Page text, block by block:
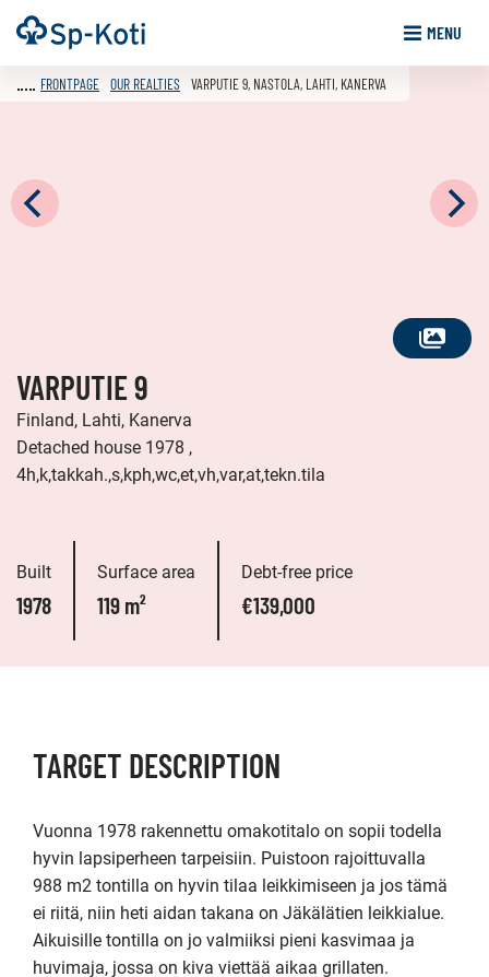
Go
to
Frontpage MENU
SEE
FRONTPAGE OUR REALTIES VARPUTIE 9, NASTOLA, LAHTI, KANERVA
VARPUTIE 9
Finland, Lahti, Kanerva
Detached house 1978 ,
4h,k,takkah.,s,kph,wc,et,vh,var,at,tekn.tila
Built
1978
Surface area
119 m²
Debt-free price
€139,000
TARGET DESCRIPTION
Vuonna 1978 rakennettu omakotitalo on sopii todella
hyvin lapsiperheen tarpeisiin. Puistoon rajoittuvalla
988 m2 tontilla on hyvin tilaa leikkimiseen ja jos tämä
ei riitä, niin heti aidan takana on Jäkälätien leikkialue.
Aikuisille tontilla on jo valmiiksi pieni kasvimaa ja
huvimaja, jossa on kiva viettää aikaa grillaten.